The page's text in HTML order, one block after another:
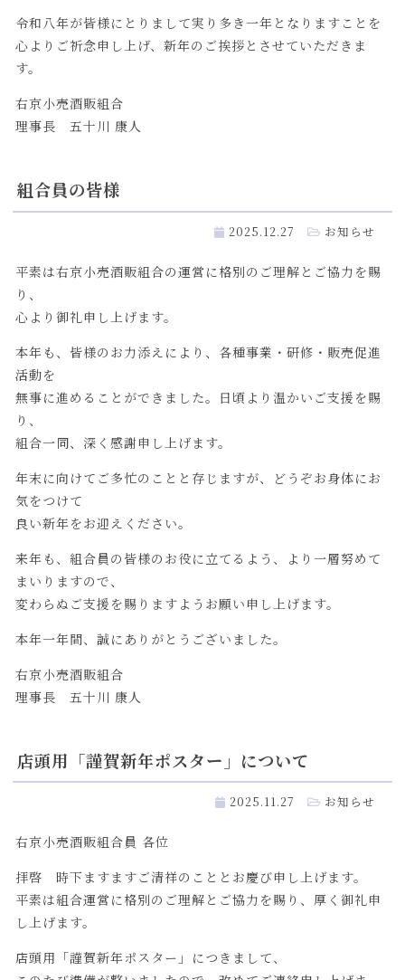
令和八年が皆様にとりまして実り多き一年となりますことを
心よりご祈念申し上げ、新年のご挨拶とさせていただきま
す。
右京小売酒販組合
理事長 五十川 康人
組合員の皆様
2025.12.27 お知らせ
平素は右京小売酒販組合の運営に格別のご理解とご協力を賜
り、
心より御礼申し上げます。
本年も、皆様のお力添えにより、各種事業・研修・販売促進
活動を
無事に進めることができました。日頃より温かいご支援を賜
り、
組合一同、深く感謝申し上げます。
年末に向けてご多忙のことと存じますが、どうぞお身体にお
気をつけて
良い新年をお迎えください。
来年も、組合員の皆様のお役に立てるよう、より一層努めて
まいりますので、
変わらぬご支援を賜りますようお願い申し上げます。
本年一年間、誠にありがとうございました。
右京小売酒販組合
理事長 五十川 康人
店頭用「謹賀新年ポスター」について
2025.11.27 お知らせ
右京小売酒販組合員 各位
拝啓 時下ますますご清祥のこととお慶び申し上げます。
平素は組合運営に格別のご理解とご協力を賜り、厚く御礼申
し上げます。
店頭用「謹賀新年ポスター」につきまして、